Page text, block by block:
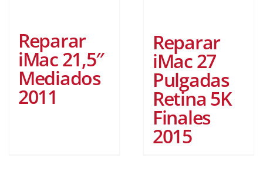
Reparar
iMac 21,5″
Mediados
2011
Reparar
iMac 27
Pulgadas
Retina 5K
Finales
2015